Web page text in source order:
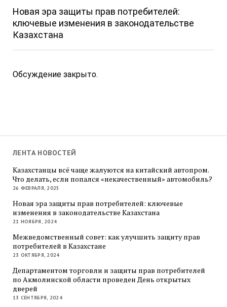
Новая эра защиты прав потребителей:
ключевые изменения в законодательстве
Казахстана
Обсуждение закрыто.
ЛЕНТА НОВОСТЕЙ
Казахстанцы всё чаще жалуются на китайский автопром.
Что делать, если попался «некачественный» автомобиль?
26 ФЕВРАЛЯ, 2025
Новая эра защиты прав потребителей: ключевые
изменения в законодательстве Казахстана
21 НОЯБРЯ, 2024
Межведомственный совет: как улучшить защиту прав
потребителей в Казахстане
23 ОКТЯБРЯ, 2024
Департаментом торговли и защиты прав потребителей
по Акмолинской области проведен День открытых
дверей
13 СЕНТЯБРЯ, 2024